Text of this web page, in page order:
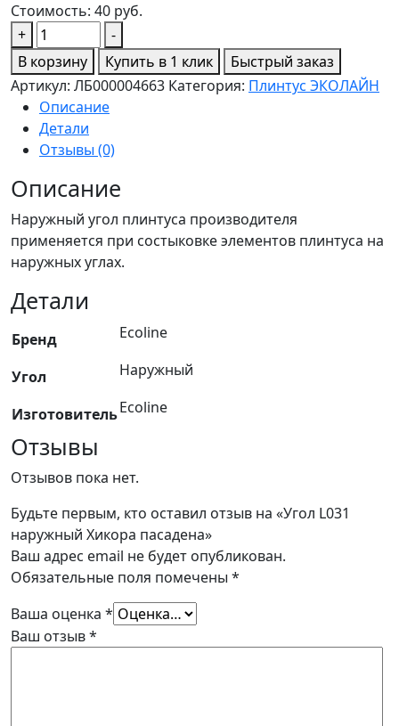
Стоимость: 40 руб.
+
Количество
товара
Угол
L031
наружный
Хикора
пасадена
-
В корзину
Купить в 1 клик
Быстрый заказ
Артикул: ЛБ000004663 Категория: Плинтус ЭКОЛАЙН
Описание
Детали
Отзывы (0)
Описание
Наружный угол плинтуса производителя
применяется при состыковке элементов плинтуса на
наружных углах.
Детали
Бренд Ecoline
Угол Наружный
ИзготовительEcoline
Отзывы
Отзывов пока нет.
Будьте первым, кто оставил отзыв на «Угол L031
наружный Хикора пасадена»
Ваш адрес email не будет опубликован.
Обязательные поля помечены *
Ваша оценка *
Ваш отзыв*